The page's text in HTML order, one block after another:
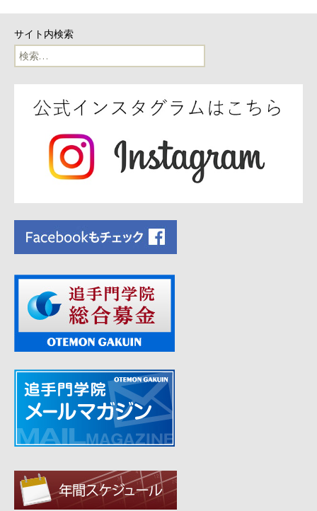
ナ
ビ
ゲ
ン
サイト内検索
検
索: